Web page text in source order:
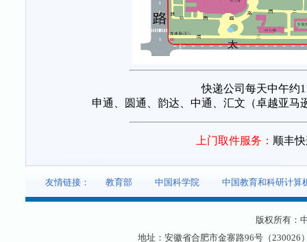
快递公司每天中午约
申通、圆通、韵达、中通、汇文（卓越亚马
上门取件服务： 顺丰
友情链接： 教育部 中国科学院 中国教育和科研计算
版权所有：
地址：安徽省合肥市金寨路96号（230026